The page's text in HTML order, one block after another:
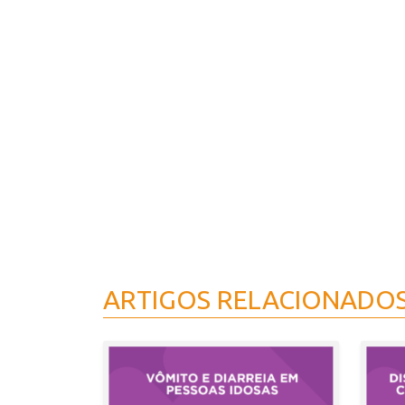
ARTIGOS